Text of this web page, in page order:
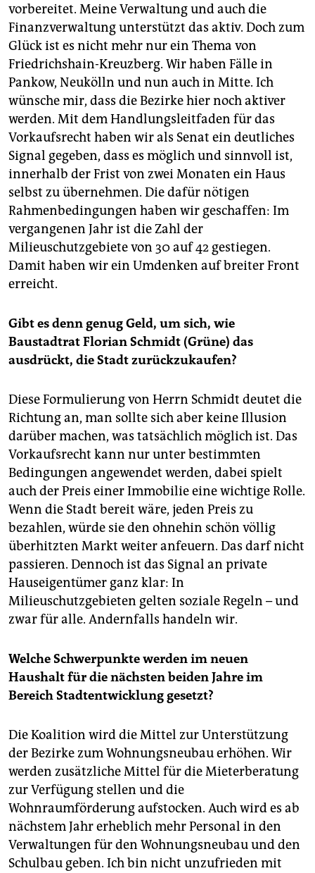
vorbereitet. Meine Verwaltung und auch die
Finanzverwaltung unterstützt das aktiv. Doch zum
Glück ist es nicht mehr nur ein Thema von
Friedrichshain-Kreuzberg. Wir haben Fälle in
Pankow, Neukölln und nun auch in Mitte. Ich
wünsche mir, dass die Bezirke hier noch aktiver
werden. Mit dem Handlungsleitfaden für das
Vorkaufsrecht haben wir als Senat ein deutliches
Signal gegeben, dass es möglich und sinnvoll ist,
innerhalb der Frist von zwei Monaten ein Haus
selbst zu übernehmen. Die dafür nötigen
Rahmenbedingungen haben wir geschaffen: Im
vergangenen Jahr ist die Zahl der
Milieuschutzgebiete von 30 auf 42 gestiegen.
Damit haben wir ein Umdenken auf breiter Front
erreicht.
Gibt es denn genug Geld, um sich, wie
Baustadtrat Florian Schmidt (Grüne) das
ausdrückt, die Stadt zurückzukaufen?
Diese Formulierung von Herrn Schmidt deutet die
Richtung an, man sollte sich aber keine Illusion
dar­über machen, was tatsächlich möglich ist. Das
Vorkaufsrecht kann nur unter bestimmten
Bedingungen angewendet werden, dabei spielt
auch der Preis einer Immobilie eine wichtige Rolle.
Wenn die Stadt bereit wäre, jeden Preis zu
bezahlen, würde sie den ohnehin schön völlig
überhitzten Markt weiter anfeuern. Das darf nicht
passieren. Dennoch ist das Signal an private
Hauseigentümer ganz klar: In
Milieuschutzgebieten gelten soziale Regeln – und
zwar für alle. Andernfalls handeln wir.
Welche Schwerpunkte werden im neuen
Haushalt für die nächsten beiden Jahre im
Bereich Stadtentwicklung gesetzt?
Die Koalition wird die Mittel zur Unterstützung
der Bezirke zum Wohnungsneubau erhöhen. Wir
werden zusätzliche Mittel für die Mieterberatung
zur Verfügung stellen und die
Wohnraumförderung aufstocken. Auch wird es ab
nächstem Jahr erheblich mehr Personal in den
Verwaltungen für den Wohnungsneubau und den
Schulbau geben. Ich bin nicht unzufrieden mit